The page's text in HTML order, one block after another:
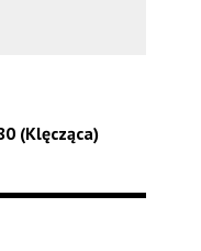
(Klęcząca)